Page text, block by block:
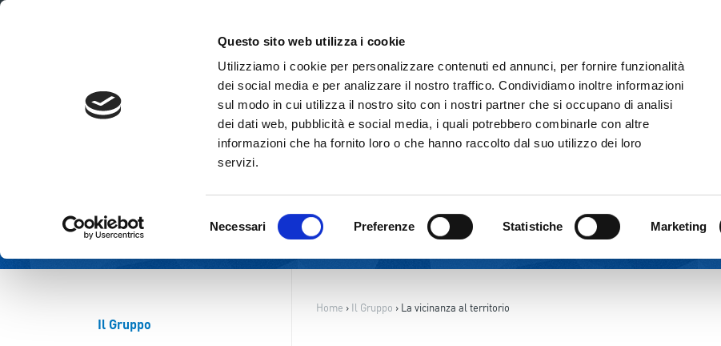
Questo sito web utilizza i cookie
Utilizziamo i cookie per personalizzare contenuti ed annunci, per fornire funzionalità
dei social media e per analizzare il nostro traffico. Condividiamo inoltre informazioni
sul modo in cui utilizza il nostro sito con i nostri partner che si occupano di analisi
dei dati web, pubblicità e social media, i quali potrebbero combinarle con altre
informazioni che ha fornito loro o che hanno raccolto dal suo utilizzo dei loro
servizi.
del
Necessari Preferenze Statistiche Marketing
IL GRUPPO ATTIVITÀ CORPORATE GOVERNANCE
Il Gruppo
Home › Il Gruppo › La vicinanza al territorio